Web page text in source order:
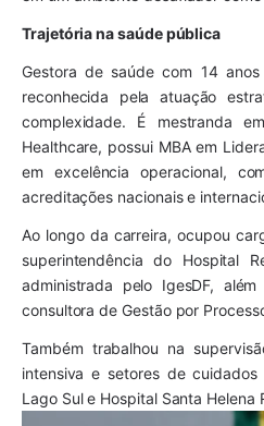
Trajetória na saúde pública
Gestora de saúde com 14
reconhecida pela atuação
complexidade. É mestranda
Healthcare, possui MBA em
em excelência operacional,
acreditações nacionais e
Ao longo da carreira, ocupou
superintendência do Hospital
administrada pelo IgesDF,
consultora de Gestão por
Também trabalhou na
intensiva e setores de
Lago Sul e Hospital Santa Helena